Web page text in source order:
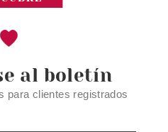
al boletín
para clientes registrados